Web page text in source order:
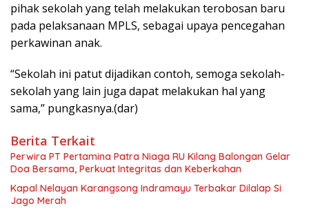
pihak sekolah yang telah melakukan terobosan baru
pada pelaksanaan MPLS, sebagai upaya pencegahan
perkawinan anak.
“Sekolah ini patut dijadikan contoh, semoga sekolah-
sekolah yang lain juga dapat melakukan hal yang
sama,” pungkasnya.(dar)
Berita Terkait
Perwira PT Pertamina Patra Niaga RU Kilang Balongan Gelar
Doa Bersama, Perkuat Integritas dan Keberkahan
Kapal Nelayan Karangsong Indramayu Terbakar Dilalap Si
Jago Merah